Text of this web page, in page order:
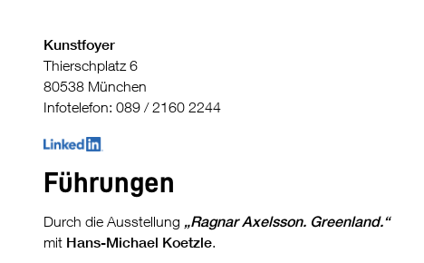
Kunstfoyer
Thierschplatz 6
80538 München
Infotelefon: 089 / 2160 2244
Führungen
Durch die Ausstellung „Ragnar Axelsson. Greenland.“
mit Hans-Michael Koetzle.